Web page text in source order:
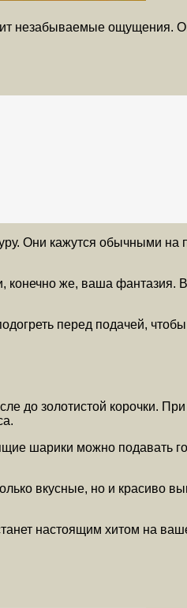
незабываемые ощущения.
Они кажутся обычными на
конечно же, ваша
перед подачей,
до золотистой корочки.
шарики можно подавать
вкусные, но и красиво
настоящим хитом на